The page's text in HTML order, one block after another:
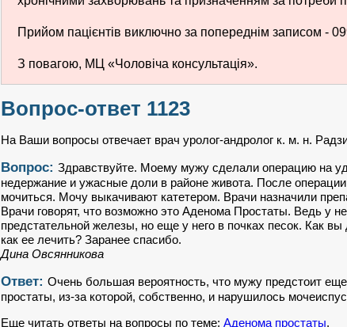
Прийом пацієнтів виключно за попереднім записом -
З повагою, МЦ «Чоловіча консультація».
Вопрос-ответ 1123
На Ваши вопросы отвечает врач уролог-андролог к. м. н.
Вопрос: Здравствуйте. Моему мужу сделали операцию на
недержание и ужасные доли в районе живота. После
мочиться. Мочу выкачивают катетером. Врачи назначили
Врачи говорят, что возможно это Аденома Простаты. Ведь у
предстательной железы, но еще у него в почках песок. Как
как ее лечить? Заранее спасибо.
Дина Овсянникова
Ответ: Очень большая вероятность, что мужу предстоит
простаты, из-за которой, собственно, и нарушилось
Еще читать ответы на вопросы по теме: Аденома простаты.